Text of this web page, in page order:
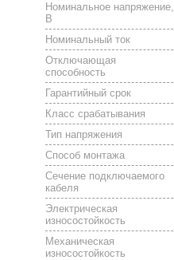
Номинальное напряжение,
В
Номинальный ток
Отключающая
способность
Гарантийный срок
Класс срабатывания
Тип напряжения
Способ монтажа
Сечение подключаемого
кабеля
Электрическая
износостойкость
Механическая
износостойкость